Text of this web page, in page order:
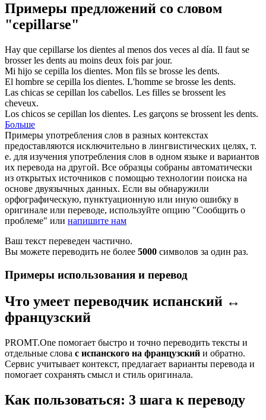
Примеры предложений со словом
"cepillarse"
Hay que cepillarse los dientes al menos dos veces al día. Il faut se
brosserles dents au moins deux fois par jour.
Mi hijo se cepilla los dientes. Mon fils se brosse les dents.
El hombre se cepilla los dientes. L'homme se brosse les dents.
Las chicas se cepillan los cabellos. Les filles se brossent les
cheveux.
Los chicos se cepillan los dientes. Les garçons se brossent les dents.
Больше
Примеры употребления слов в разных контекстах
предоставляются исключительно в лингвистических целях, т.
е. для изучения употребления слов в одном языке и вариантов
их перевода на другой. Все образцы собраны автоматически
из открытых источников с помощью технологии поиска на
основе двуязычных данных. Если вы обнаружили
орфографическую, пунктуационную или иную ошибку в
оригинале или переводе, используйте опцию "Сообщить о
проблеме" или напишите нам
Ваш текст переведен частично.
Вы можете переводить не более 5000 символов за один раз.
Примеры использования и перевод
Что умеет переводчик испанский ↔
французский
PROMT.One помогает быстро и точно переводить тексты и
отдельные слова с испанского на французский и обратно.
Сервис учитывает контекст, предлагает варианты перевода и
помогает сохранять смысл и стиль оригинала.
Как пользоваться: 3 шага к переводу